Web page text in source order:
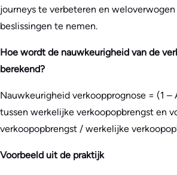
journeys te verbeteren en
beslissingen te nemen.
Hoe wordt de nauwkeurigheid van de
berekend?
Nauwkeurigheid verkoopprognose = (1 –
tussen werkelijke verkoopopbrengst en
verkoopopbrengst / werkelijke
Voorbeeld uit de praktijk